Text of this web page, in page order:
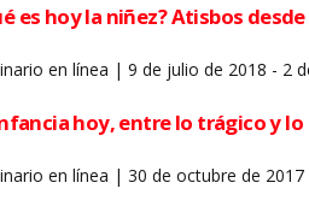
es hoy la niñez? Atisbos
en línea | 9 de julio de 2018 - 2
hoy, entre lo trágico y lo
en línea | 30 de octubre de